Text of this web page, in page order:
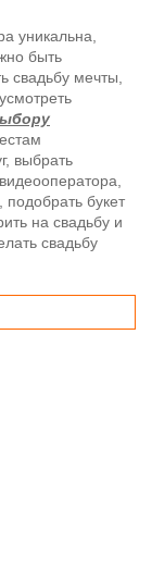
уникальна,
быть
свадьбу мечты,
выбрать
подобрать букет
на свадьбу и
свадьбу